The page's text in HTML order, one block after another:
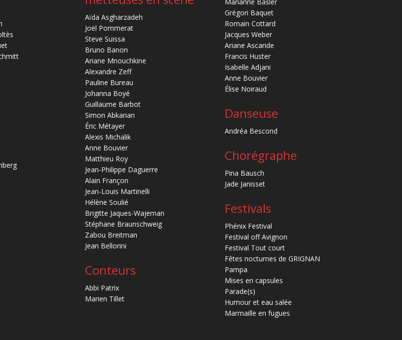
Aïda Asgharzadeh
Joël Pommerat
Steve Suissa
Bruno Banon
Ariane Mnouchkine
Alexandre Zeff
Pauline Bureau
Johanna Boyé
Guillaume Barbot
Simon Abkarian
Éric Métayer
Alexis Michalik
Anne Bouvier
Matthieu Roy
Jean-Philippe Daguerre
Alain Françon
Jean-Louis Martinelli
Hélène Soulié
Brigitte Jaques-Wajeman
Stéphane Braunschweig
Zabou Breitman
Jean Bellorini
Conteurs
Abbi Patrix
Marien Tillet
Grégori Baquet
Romain Cottard
Jacques Weber
Ariane Ascaride
Francis Huster
Isabelle Adjani
Anne Bouvier
Élise Noiraud
Danseuse
Andréa Bescond
Chorégraphe
Pina Bausch
Jade Janisset
Festivals
Phénix Festival
Festival off Avignon
Festival Tout court
Fêtes nocturnes de GRIGNAN
Pampa
Mises en capsules
Parade(s)
Humour et eau salée
Marmaille en fugues